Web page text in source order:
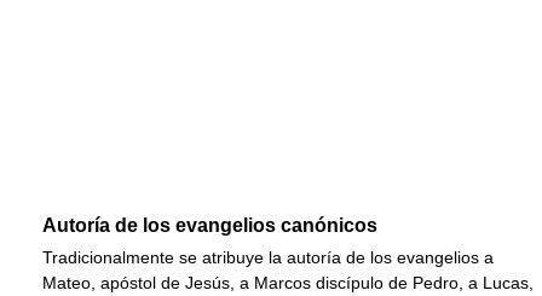
Autoría de los evangelios canónicos
Tradicionalmente se atribuye la autoría de los evangelios a
Mateo, apóstol de Jesús, a Marcos discípulo de Pedro, a Lucas,